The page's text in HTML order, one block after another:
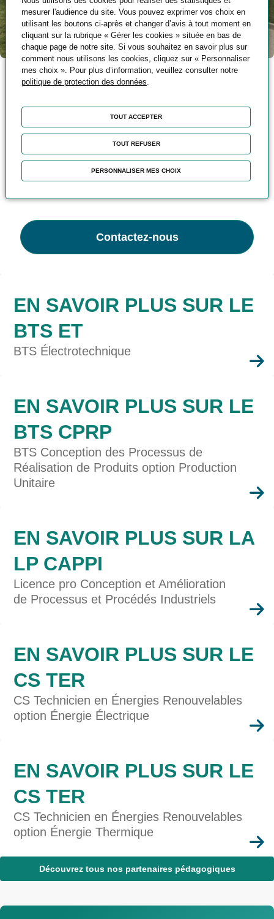
Coordonnées
123 Route de Strasbourg - 67504
03 88 06 75 90
Notre centre est accessible aux
Contactez-nous
EN SAVOIR PLUS SUR LE
BTS ET
BTS Électrotechnique
En
EN SAVOIR PLUS SUR LE
BTS CPRP
BTS Conception des Processus de
Réalisation de Produits option Production
Unitaire
En
EN SAVOIR PLUS SUR LA
LP CAPPI
Licence pro Conception et Amélioration
de Processus et Procédés Industriels
En
EN SAVOIR PLUS SUR LE
CS TER
CS Technicien en Énergies Renouvelables
option Énergie Électrique
En
EN SAVOIR PLUS SUR LE
CS TER
CS Technicien en Énergies Renouvelables
option Énergie Thermique
En
Découvrez tous nos partenaires pédagogiques
mesurer l'audience du site. Vous pouvez exprimer vos choix en
utilisant les boutons ci-après et changer d’avis à tout moment en
cliquant sur la rubrique « Gérer les cookies » située en bas de
chaque page de notre site. Si vous souhaitez en savoir plus sur
comment nous utilisons les cookies, cliquez sur « Personnaliser
mes choix ». Pour plus d’information, veuillez consulter notre
politique de protection des données
TOUT ACCEPTER
TOUT REFUSER
PERSONNALISER MES CHOIX